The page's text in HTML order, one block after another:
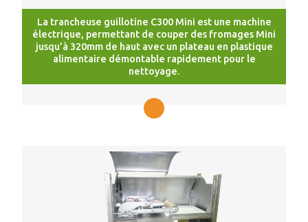
La trancheuse guillotine C300 Mini est une machine
électrique, permettant de couper des fromages Mini
jusqu’à 320mm de haut avec un plateau en plastique
alimentaire démontable rapidement pour le
nettoyage.